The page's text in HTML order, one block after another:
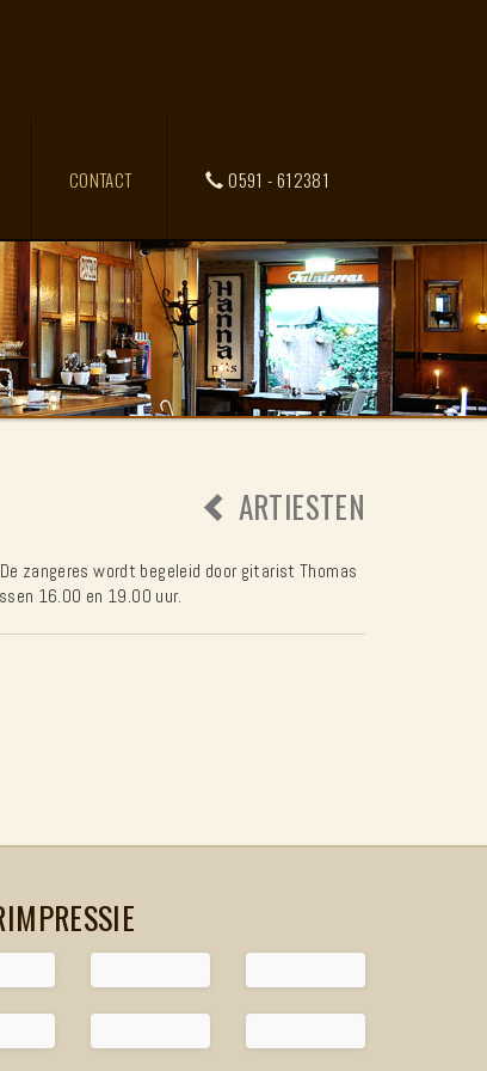
CONTACT 0591 - 612381
ARTIESTEN
zangeres wordt begeleid door gitarist Thomas
16.00 en 19.00 uur.